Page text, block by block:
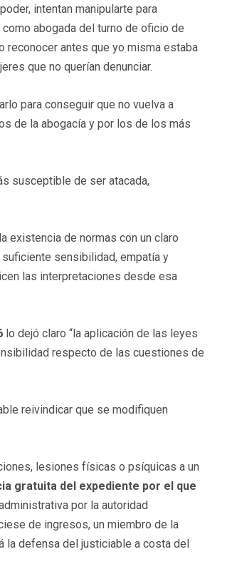
intentan manipularte para
abogada del turno de oficio de
reconocer antes que yo misma estaba
que no querían denunciar.
para conseguir que no vuelva a
de la abogacía y por los de los más
susceptible de ser atacada,
existencia de normas con un claro
sensibilidad, empatía y
las interpretaciones desde esa
lo dejó claro “la aplicación de las leyes
respecto de las cuestiones de
reivindicar que se modifiquen
lesiones físicas o psíquicas a un
gratuita del expediente por el que
por la autoridad
de ingresos, un miembro de la
la defensa del justiciable a costa del